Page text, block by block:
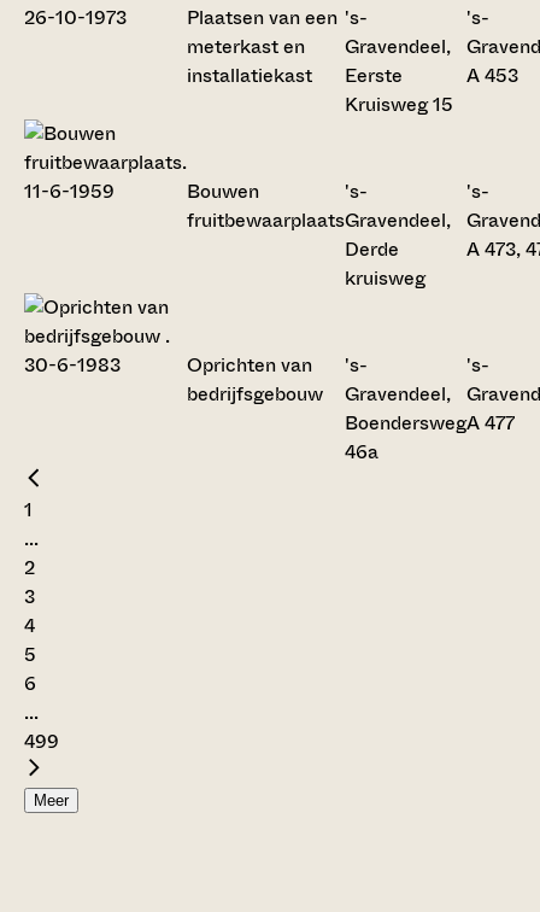
Plaatsen van een
meterkast en
installatiekast
's-
Gravendeel,
Eerste
Kruisweg 15
's-
A 453
Bouwen
fruitbewaarplaats
's-
Gravendeel,
Derde
kruisweg
's-
A 473,
Oprichten van
bedrijfsgebouw
's-
Gravendeel,
Boendersweg
46a
's-
A 477
1
...
2
3
4
5
6
...
499
Meer